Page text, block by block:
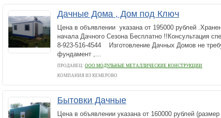
Дачные Дома , Дом под Ключ
Цена в объявлении указана от 195000 рублей
начала Дачного Сезона Бесплатно !!Консультация
8-923-516-4544 Изготовление Дачных Домов не
фундамент ,...
ПРОДАВЕЦ: ООО МОДУЛЬНЫЕ МЕТАЛЛИЧЕСКИЕ КОНСТРУКЦИИ
КОМПАНИЯ ИЗ КЕМЕРОВО
Бытовки Дачные
Цена в объявлении указана от 160000 рублей